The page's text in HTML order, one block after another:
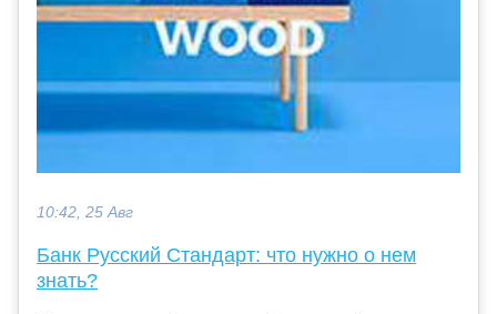
10:42, 25 Авг
Банк Русский Стандарт: что нужно о нем
знать?